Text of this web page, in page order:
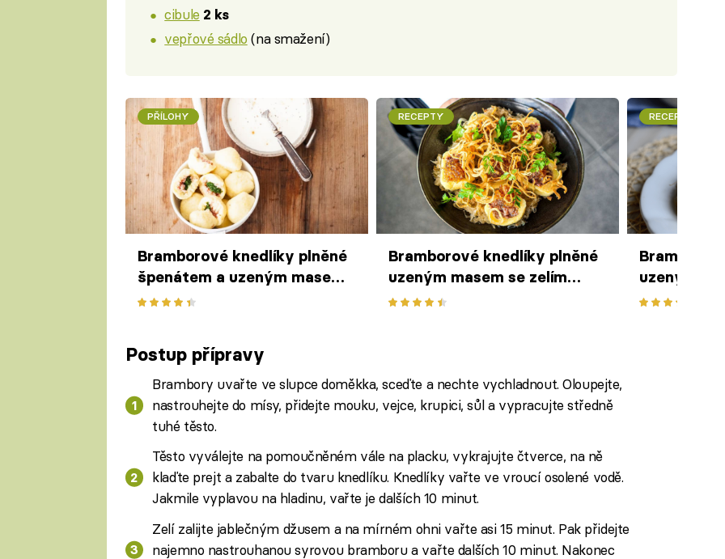
cibule 2 ks
vepřové sádlo (na smažení)
PŘÍLOHY
Bramborové knedlíky plněné
špenátem a uzeným masem
s křenovou omáčkou
RECEPTY
Bramborové knedlíky plněné
uzeným masem se zelím
a křupavou cibulkou
RECEPTY
uzeným
Postup přípravy
Brambory uvařte ve slupce doměkka, sceďte a nechte vychladnout. Oloupejte,
nastrouhejte do mísy, přidejte mouku, vejce, krupici, sůl a vypracujte středně
tuhé těsto.
Těsto vyválejte na pomoučněném vále na placku, vykrajujte čtverce, na ně
klaďte prejt a zabalte do tvaru knedlíku. Knedlíky vařte ve vroucí osolené vodě.
Jakmile vyplavou na hladinu, vařte je dalších 10 minut.
Zelí zalijte jablečným džusem a na mírném ohni vařte asi 15 minut. Pak přidejte
najemno nastrouhanou syrovou bramboru a vařte dalších 10 minut. Nakonec